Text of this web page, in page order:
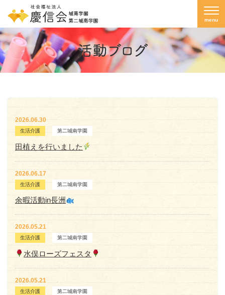
2026.06.30
生活介護 第二城南学園
田植えを行いました
2026.06.17
生活介護 第二城南学園
余暇活動in長洲
2026.05.21
生活介護 第二城南学園
水俣ローズフェスタ
2026.05.21
生活介護 第二城南学園
menu